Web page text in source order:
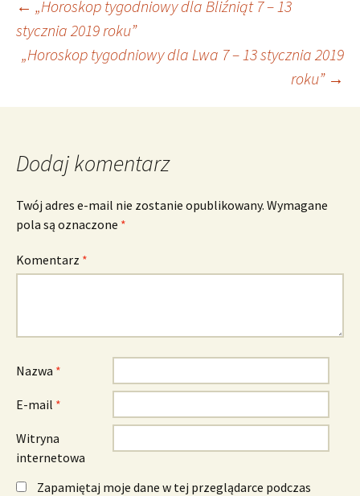
Nawigacja
wpisu
← „Horoskop tygodniowy dla Bliźniąt 7 – 13
stycznia 2019 roku”
„Horoskop tygodniowy dla Lwa 7 – 13 stycznia 2019
roku” →
Dodaj komentarz
Twój adres e-mail nie zostanie opublikowany. Wymagane
pola są oznaczone *
Komentarz *
Nazwa *
E-mail *
Witryna
internetowa
Zapamiętaj moje dane w tej przeglądarce podczas